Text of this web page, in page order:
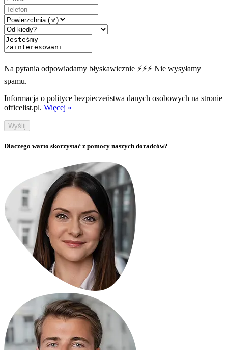
Na pytania odpowiadamy błyskawicznie ⚡⚡⚡ Nie wysyłamy
spamu.
Informacja o polityce bezpieczeństwa danych osobowych na stronie
officelist.pl. Więcej »
Wyślij
Dlaczego warto skorzystać z pomocy naszych doradców?